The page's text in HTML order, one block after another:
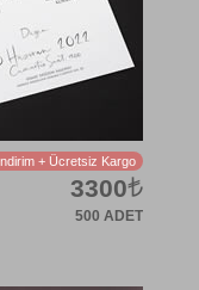
+ Ücretsiz Kargo
3300
500 ADET